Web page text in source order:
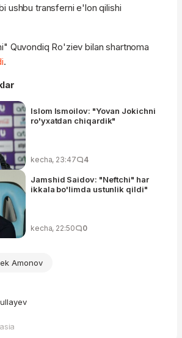
ushbu transferni e'lon qilishi
Quvondiq Ro'ziev bilan shartnoma
.
Islom Ismoilov: "Yovan Jokichni
ro'yxatdan chiqardik"
kecha, 23:47 4
Jamshid Saidov: "Neftchi" har
ikkala bo'limda ustunlik qildi"
kecha, 22:50 0
Amonov